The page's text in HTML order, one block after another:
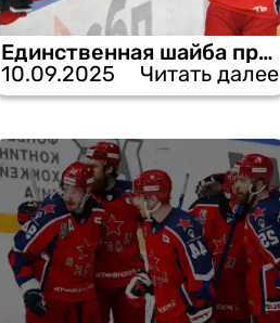
Единственная шайба приносит ЦСКА победу в матче с «Адмиралом».
10.09.2025
Читать далее